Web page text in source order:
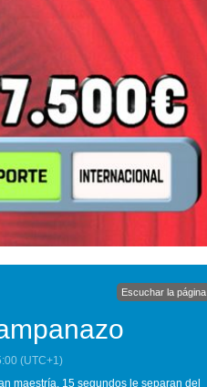
Escuchar la página
(UTC+1)
maestría. 15 segundos le separan del